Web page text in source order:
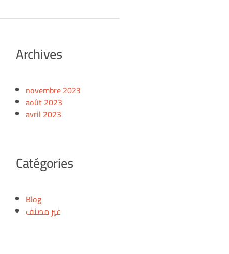
Archives
novembre 2023
août 2023
avril 2023
Catégories
Blog
غير مصنف